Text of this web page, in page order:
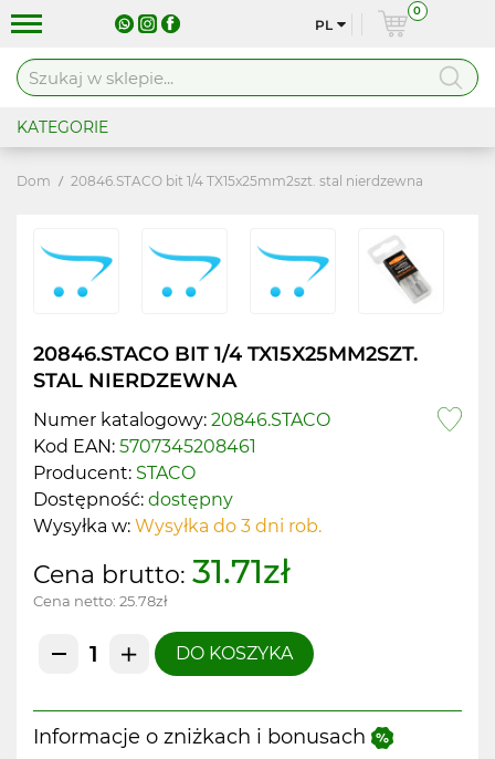
PL
0
KATEGORIE
Dom 20846.STACO bit 1/4 TX15x25mm2szt. stal nierdzewna
20846.STACO BIT 1/4 TX15X25MM2SZT.
STAL NIERDZEWNA
Numer katalogowy: 20846.STACO
Kod EAN: 5707345208461
Producent: STACO
Dostępność: dostępny
Wysyłka w: Wysyłka do 3 dni rob.
Cena brutto: 31.71zł
Cena netto: 25.78zł
DO KOSZYKA
Informacje o zniżkach i bonusach